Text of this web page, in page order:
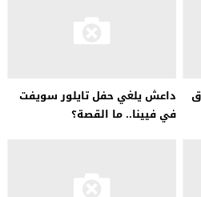
داعش يلغي حفل تايلور سويفت
في فيينا.. ما القصة؟